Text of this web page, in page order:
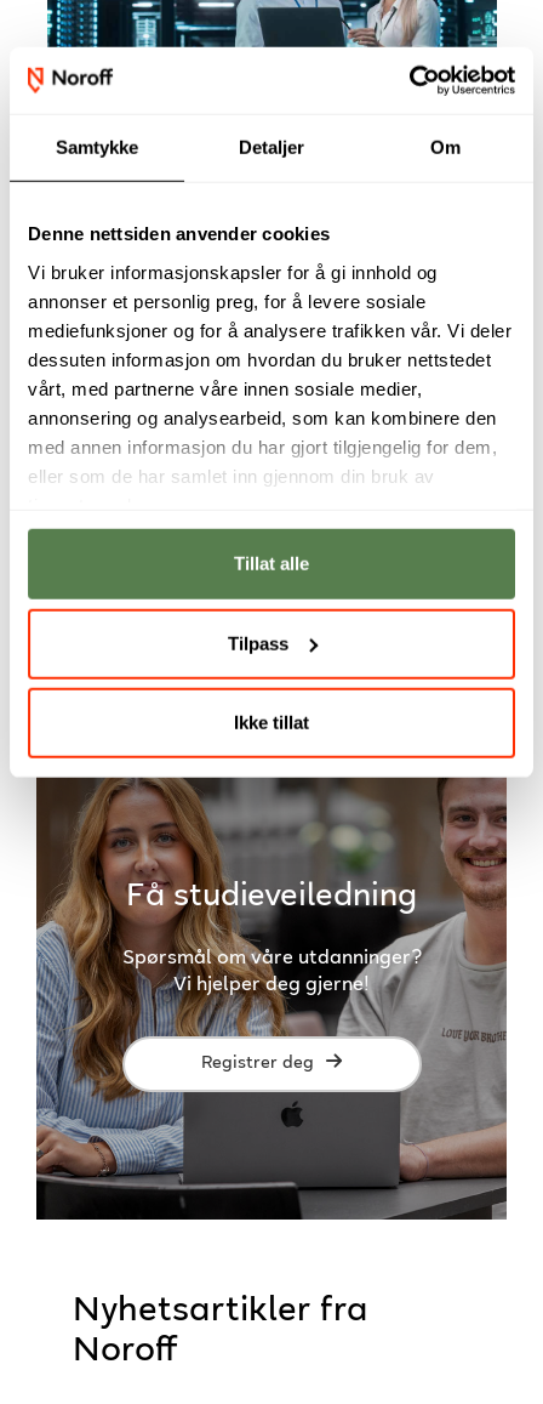
Samtykke Detaljer Om
Denne nettsiden anvender cookies
Vi bruker informasjonskapsler for å gi innhold og
annonser et personlig preg, for å levere sosiale
mediefunksjoner og for å analysere trafikken vår. Vi deler
dessuten informasjon om hvordan du bruker nettstedet
vårt, med partnerne våre innen sosiale medier,
annonsering og analysearbeid, som kan kombinere den
med annen informasjon du har gjort tilgjengelig for dem,
eller som de har samlet inn gjennom din bruk av
Tillat alle
Tilpass
Ikke tillat
Årsstudium
Management
Cybercrime Investigation and
Få studieveiledning
Spørsmål om våre utdanninger?
Vi hjelper deg gjerne!
Registrer deg
Nyhetsartikler fra
Noroff